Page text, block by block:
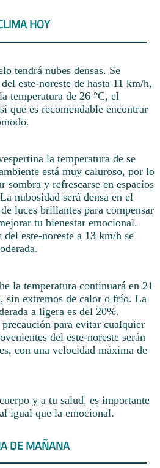
HOY
tendrá nubes densas. Se
este-noreste de hasta 11 km/h,
temperatura de 26 °C, el
que es recomendable encontrar
la temperatura de se
está muy caluroso, por lo
sombra y refrescarse en espacios
nubosidad será densa en el
luces brillantes para compensar
tu bienestar emocional.
este-noreste a 13 km/h se
la temperatura continuará en 21
sin extremos de calor o frío. La
a ligera es del 20%.
para evitar cualquier
del este-noreste serán
con una velocidad máxima de
y a tu salud, es importante
igual que la emocional.
DE MAÑANA